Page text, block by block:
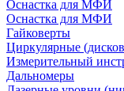
Оснастка для МФИ
Оснастка для МФИ
Гайковерты
Циркулярные
Измерительный
Дальномеры